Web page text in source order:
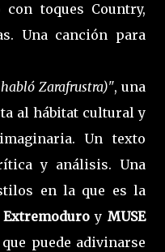
toques Country,
Una canción para
Zarafrustra)", una
al hábitat cultural y
Un texto
y análisis. Una
en la que es la
ExtremoduroyMUSE
puede adivinarse